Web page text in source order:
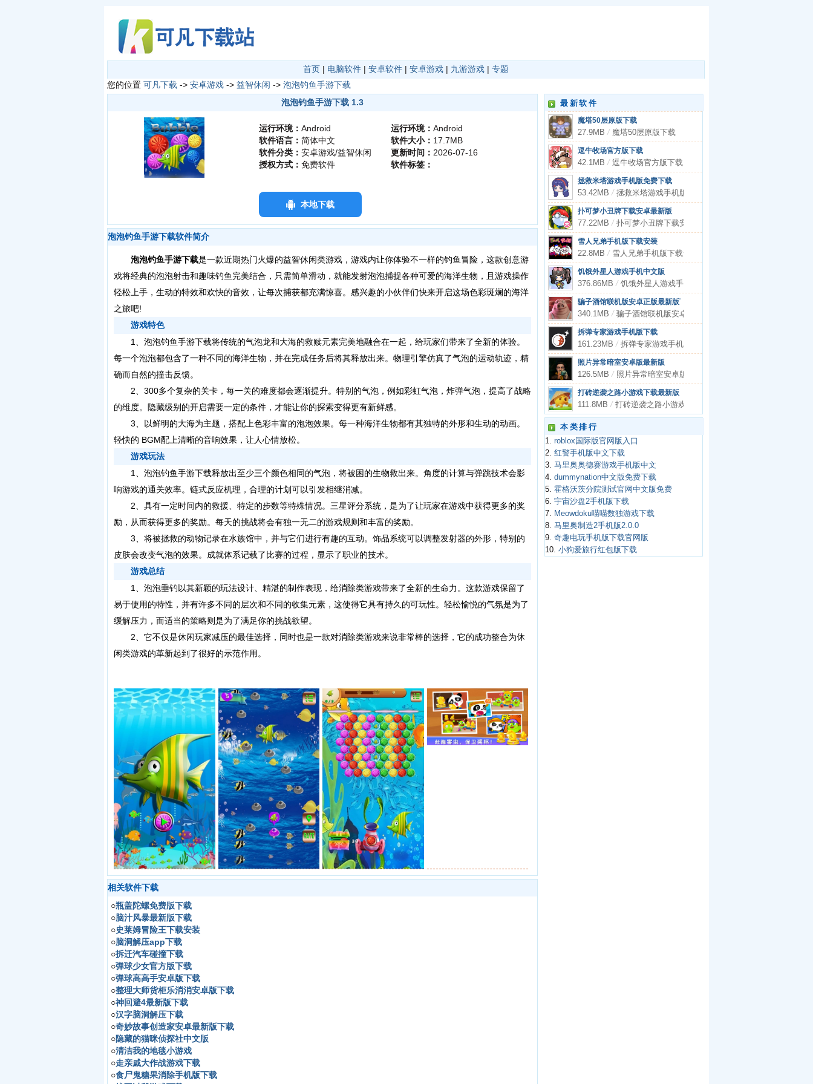
首页 | 电脑软件 | 安卓软件 | 安卓游戏 | 九游游戏 | 专题
您的位置 可凡下载 -> 安卓游戏 -> 益智休闲 -> 泡泡钓鱼手游下载
泡泡钓鱼手游下载 1.3
运行环境： Android
软件语言： 简体中文
软件分类： 安卓游戏/益智休闲
授权方式： 免费软件
运行环境： Android
软件大小： 17.7MB
更新时间： 2026-07-16
软件标签：
本地下载
泡泡钓鱼手游下载软件简介
泡泡钓鱼手游下载是一款近期热门火爆的益智休闲类游戏，游戏内让你体验不一样的钓鱼冒险，这款创意游
戏将经典的泡泡射击和趣味钓鱼完美结合，只需简单滑动，就能发射泡泡捕捉各种可爱的海洋生物，且游戏操作
轻松上手，生动的特效和欢快的音效，让每次捕获都充满惊喜。感兴趣的小伙伴们快来开启这场色彩斑斓的海洋
之旅吧!
游戏特色
1、泡泡钓鱼手游下载将传统的气泡龙和大海的救赎元素完美地融合在一起，给玩家们带来了全新的体验。
每一个泡泡都包含了一种不同的海洋生物，并在完成任务后将其释放出来。物理引擎仿真了气泡的运动轨迹，精
确而自然的撞击反馈。
2、300多个复杂的关卡，每一关的难度都会逐渐提升。特别的气泡，例如彩虹气泡，炸弹气泡，提高了战略
的维度。隐藏级别的开启需要一定的条件，才能让你的探索变得更有新鲜感。
3、以鲜明的大海为主题，搭配上色彩丰富的泡泡效果。每一种海洋生物都有其独特的外形和生动的动画。
轻快的 BGM配上清晰的音响效果，让人心情放松。
游戏玩法
1、泡泡钓鱼手游下载释放出至少三个颜色相同的气泡，将被困的生物救出来。角度的计算与弹跳技术会影
响游戏的通关效率。链式反应机理，合理的计划可以引发相继消减。
2、具有一定时间内的救援、特定的步数等特殊情况。三星评分系统，是为了让玩家在游戏中获得更多的奖
励，从而获得更多的奖励。每天的挑战将会有独一无二的游戏规则和丰富的奖励。
3、将被拯救的动物记录在水族馆中，并与它们进行有趣的互动。饰品系统可以调整发射器的外形，特别的
皮肤会改变气泡的效果。成就体系记载了比赛的过程，显示了职业的技术。
游戏总结
1、泡泡垂钓以其新颖的玩法设计、精湛的制作表现，给消除类游戏带来了全新的生命力。这款游戏保留了
易于使用的特性，并有许多不同的层次和不同的收集元素，这使得它具有持久的可玩性。轻松愉悦的气氛是为了
缓解压力，而适当的策略则是为了满足你的挑战欲望。
2、它不仅是休闲玩家减压的最佳选择，同时也是一款对消除类游戏来说非常棒的选择，它的成功整合为休
闲类游戏的革新起到了很好的示范作用。
相关软件下载
○瓶盖陀螺免费版下载
○脑汁风暴最新版下载
○史莱姆冒险王下载安装
○脑洞解压app下载
○拆迁汽车碰撞下载
○弹球少女官方版下载
○弹球高高手安卓版下载
○整理大师货柜乐消消安卓版下载
○神回避4最新版下载
○汉字脑洞解压下载
○奇妙故事创造家安卓最新版下载
○隐藏的猫咪侦探社中文版
○清洁我的地毯小游戏
○走亲戚大作战游戏下载
○食尸鬼糖果消除手机版下载
最新软件
魔塔50层原版下载
27.9MB/ 魔塔50层原版下载
逗牛牧场官方版下载
42.1MB/ 逗牛牧场官方版下载
拯救米塔游戏手机版免费下载
53.42MB/ 拯救米塔游戏手机版免费下载
扑可梦小丑牌下载安卓最新版
77.22MB/ 扑可梦小丑牌下载安卓最新版
雪人兄弟手机版下载安装
22.8MB/ 雪人兄弟手机版下载安装
饥饿外星人游戏手机中文版
376.86MB/ 饥饿外星人游戏手机中文版
骗子酒馆联机版安卓正版最新版下载
340.1MB/ 骗子酒馆联机版安卓正版最新版下载
拆弹专家游戏手机版下载
161.23MB/ 拆弹专家游戏手机版下载
照片异常暗室安卓版最新版
126.5MB/ 照片异常暗室安卓版最新版
打砖逆袭之路小游戏下载最新版
111.8MB/ 打砖逆袭之路小游戏下载最新版
本类排行
1. roblox国际版官网版入口
2. 红警手机版中文下载
3. 马里奥奥德赛游戏手机版中文
4. dummynation中文版免费下载
5. 霍格沃茨分院测试官网中文版免费
6. 宇宙沙盘2手机版下载
7. Meowdoku喵喵数独游戏下载
8. 马里奥制造2手机版2.0.0
9. 奇趣电玩手机版下载官网版
10. 小狗爱旅行红包版下载